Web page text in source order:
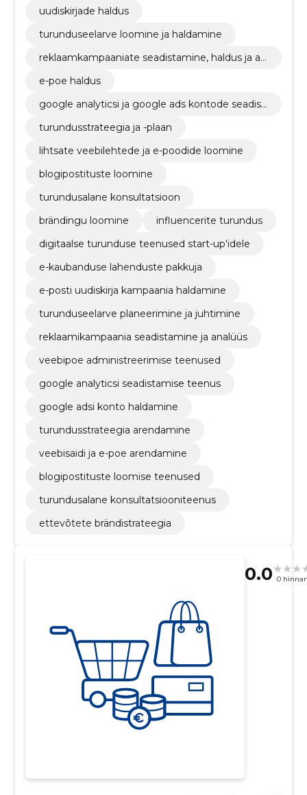
uudiskirjade haldus
turunduseelarve loomine ja haldamine
reklaamkampaaniate seadistamine, haldus ja an
e-poe haldus
google analyticsi ja google ads kontode seadist
turundusstrateegia ja -plaan
lihtsate veebilehtede ja e-poodide loomine
blogipostituste loomine
turundusalane konsultatsioon
brändingu loomine
influencerite turundus
digitaalse turunduse teenused start-up'idele
e-kaubanduse lahenduste pakkuja
e-posti uudiskirja kampaania haldamine
turunduseelarve planeerimine ja juhtimine
reklaamikampaania seadistamine ja analüüs
veebipoe administreerimise teenused
google analyticsi seadistamise teenus
google adsi konto haldamine
turundusstrateegia arendamine
veebisaidi ja e-poe arendamine
blogipostituste loomise teenused
turundusalane konsultatsiooniteenus
ettevõtete brändistrateegia
0.0 0